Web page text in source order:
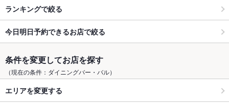
ランキングで絞る
今日明日予約できるお店で絞る
条件を変更してお店を探す
（現在の条件：ダイニングバー・バル）
エリアを変更する